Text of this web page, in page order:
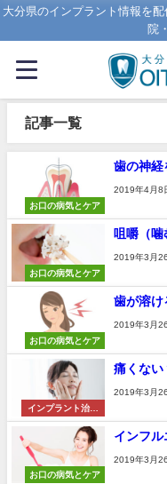
大分県のインプラント情報を
院
記事一覧
お口の病気とケア
歯の神経
2019年4月8
お口の病気とケア
咀嚼（
2019年3月
お口の病気とケア
歯が溶け
2019年3月
インプラント治療
法
痛くない
2019年3月
お口の病気とケア
インフル
2019年3月